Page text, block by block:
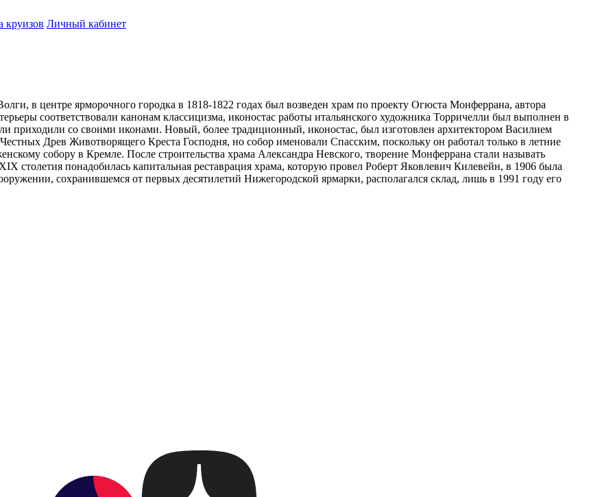
круизов Личный кабинет
в центре ярморочного городка в 1818-1822 годах был возведен храм по проекту Огюста Монферрана, автора
соответствовали канонам классицизма, иконостас работы итальянского художника Торричелли был выполнен в
приходили со своими иконами. Новый, более традиционный, иконостас, был изготовлен архитектором Василием
Древ Животворящего Креста Господня, но собор именовали Спасским, поскольку он работал только в летние
собору в Кремле. После строительства храма Александра Невского, творение Монферрана стали называть
столетия понадобилась капитальная реставрация храма, которую провел Роберт Яковлевич Килевейн, в 1906 была
сохранившемся от первых десятилетий Нижегородской ярмарки, располагался склад, лишь в 1991 году его